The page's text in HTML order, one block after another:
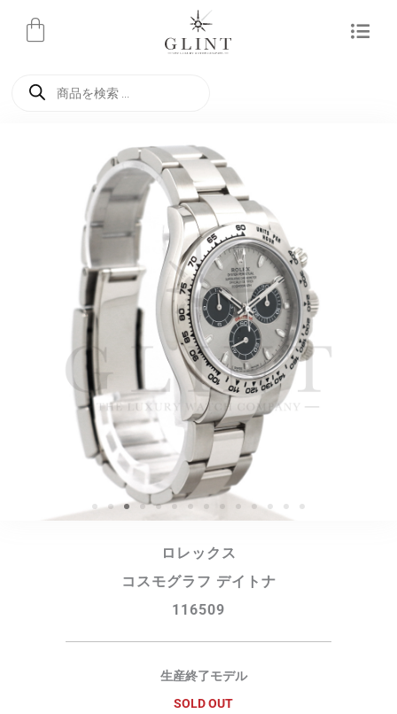
ロレックス
コスモグラフ デイトナ
116509
生産終了モデル
SOLD OUT